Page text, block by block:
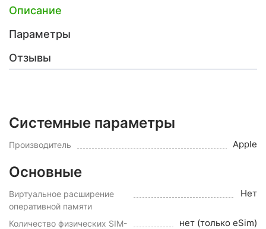
Описание
Параметры
Отзывы
Системные параметры
Производитель Apple
Основные
Виртуальное расширение
оперативной памяти
Нет
Количество физических SIM-
нет (только eSim)